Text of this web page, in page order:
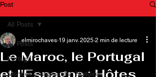
Post
All Posts
Portugal
Mondes Imaginaires : Histoires
All Posts
Le Maroc, le Portugal
elmirochaves 19 janv. 2025 2 min de lecture